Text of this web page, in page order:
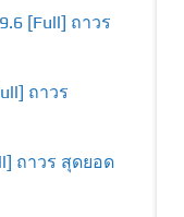
[Full] ถาวร
ถาวร
ถาวร สุดยอด